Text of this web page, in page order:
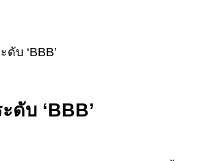
บ ‘BBB’
ดับ ‘BBB’